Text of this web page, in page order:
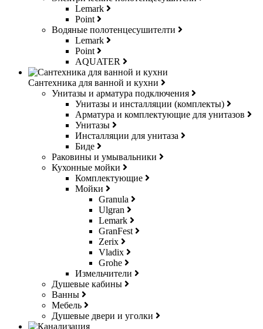
Lemark
Point
Водяные полотенцесушителти
Lemark
Point
AQUATER
Сантехника для ванной и кухни
Унитазы и арматура подключения
Унитазы и инсталляции (комплекты)
Арматура и комплектующие для унитазов
Унитазы
Инсталляции для унитаза
Биде
Раковины и умывальники
Кухонные мойки
Комплектующие
Мойки
Granula
Ulgran
Lemark
GranFest
Zerix
Vladix
Grohe
Измельчители
Душевые кабины
Ванны
Мебель
Душевые двери и уголки